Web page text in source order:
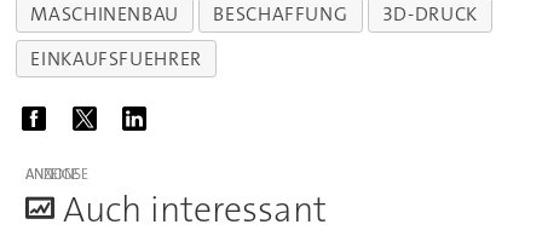
MASCHINENBAU
BESCHAFFUNG
3D-DRUCK
EINKAUFSFUEHRER
ANZEIGE
Auch interessant